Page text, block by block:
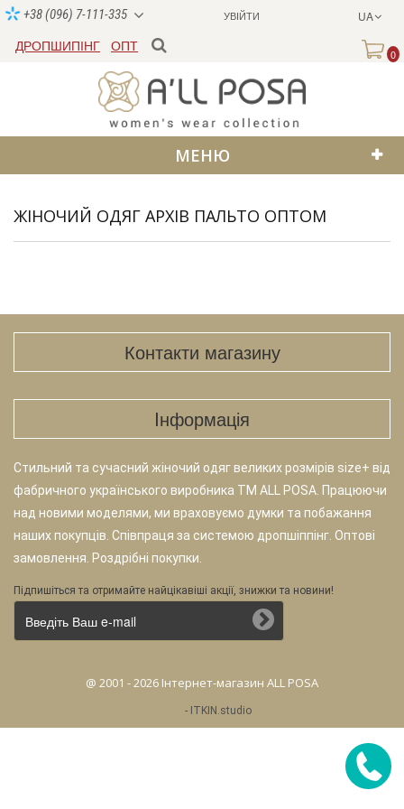
УВІЙТИ UA
+38 (096) 7-111-335
ДРОПШИПІНГ ОПТ
0
МЕНЮ
ЖІНОЧИЙ ОДЯГ АРХІВ ПАЛЬТО ОПТОМ
Контакти магазину
Iнформація
Стильний та сучасний жіночий одяг великих розмірів size+ від
фабричного українського виробника TM ALL POSA. Працюючи
над новими моделями, ми враховуємо думки та побажання
наших покупців. Співпраця за системою дропшіппінг. Оптові
замовлення. Роздрібні покупки.
Підпишіться та отримайте найцікавіші акції, знижки та новини!
@ 2001 - 2026 Інтернет-магазин ALL POSA
- ITKIN.studio